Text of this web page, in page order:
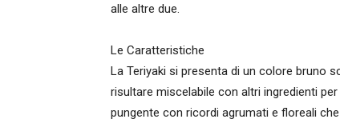
alle altre due.
Le Caratteristiche
La Teriyaki si presenta di un colore bruno
risultare miscelabile con altri ingredienti
pungente con ricordi agrumati e floreali